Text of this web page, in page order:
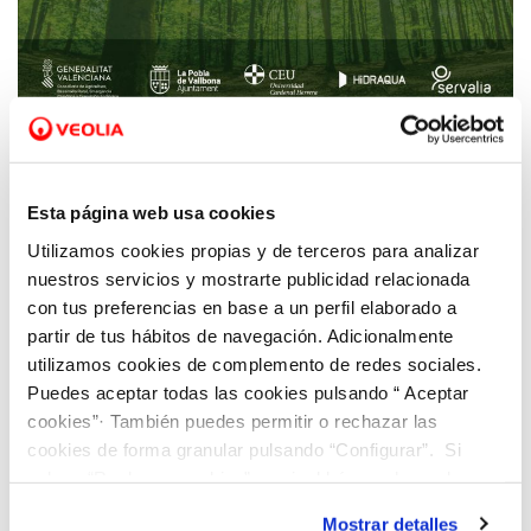
Esta página web usa cookies
Utilizamos cookies propias y de terceros para analizar
nuestros servicios y mostrarte publicidad relacionada
con tus preferencias en base a un perfil elaborado a
partir de tus hábitos de navegación. Adicionalmente
utilizamos cookies de complemento de redes sociales.
Puedes aceptar todas las cookies pulsando “ Aceptar
cookies”· También puedes permitir o rechazar las
cookies de forma granular pulsando “Configurar”. Si
Mostrar detalles
23 FEB 2023
Universitarios de 25 nacionalidades
participan en una jornada de reforestación
en la Pobla de Vallbona